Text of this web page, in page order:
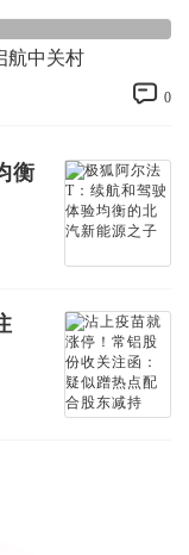
航中关村
0
衡